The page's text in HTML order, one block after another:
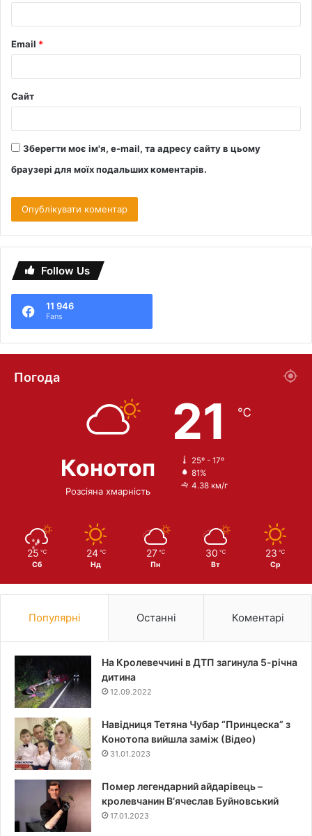
Email *
Сайт
Зберегти моє ім'я, e-mail, та адресу сайту в цьому
браузері для моїх подальших коментарів.
Follow Us
11 946
Fans
Погода
Конотоп
Розсіяна хмарність
21 ℃
25º - 17º
81%
4.38 км/г
25 ℃
Сб
24 ℃
Нд
27 ℃
Пн
30 ℃
Вт
23 ℃
Ср
Популярні Останні Коментарі
На Кролевеччині в ДТП загинула 5-річна
дитина
12.09.2022
Навідниця Тетяна Чубар “Принцеска” з
Конотопа вийшла заміж (Відео)
31.01.2023
Помер легендарний айдарівець –
кролевчанин В‘ячеслав Буйновський
17.01.2023